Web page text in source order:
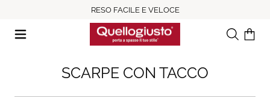
RESO FACILE E VELOCE
RicercaIl tuo
SCARPE CON TACCO